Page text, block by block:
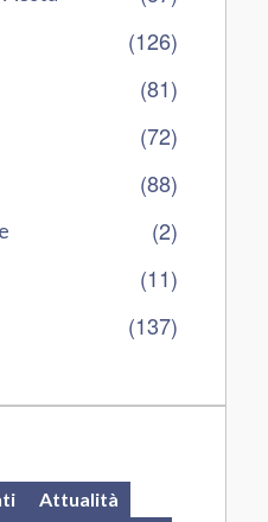
(126)
(81)
(72)
(88)
(2)
(11)
(137)
Attualità